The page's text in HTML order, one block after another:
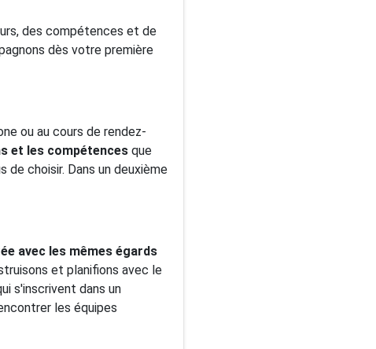
des compétences et de
dès votre première
ou au cours de rendez-
et les compétences que
choisir. Dans un deuxième
avec les mêmes égards
et planifions avec le
s'inscrivent dans un
les équipes